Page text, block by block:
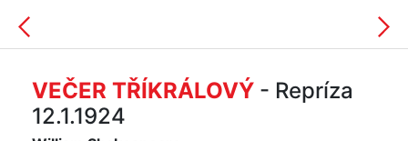
VEČER TŘÍKRÁLOVÝ - Repríza
12.1.1924